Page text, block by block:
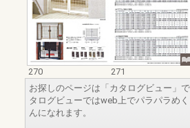
270
271
お探しのページは「カタログビュー」
タログビューではweb上でパラパラめ
んになれます。